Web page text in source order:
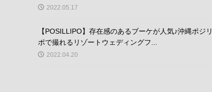
2022.05.17
【POSILLIPO】存在感のあるブーケが人気♪沖縄ポジリ
ポで撮れるリゾートウェディングフ...
2022.04.20